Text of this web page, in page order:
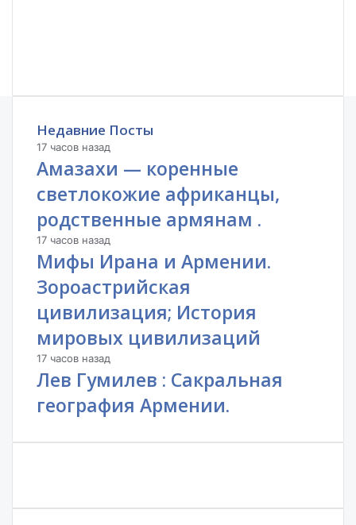
Недавние Посты
17 часов назад
Амазахи — коренные
светлокожие африканцы,
родственные армянам .
17 часов назад
Мифы Ирана и Армении.
Зороастрийская
цивилизация; История
мировых цивилизаций
17 часов назад
Лев Гумилев : Сакральная
география Армении.